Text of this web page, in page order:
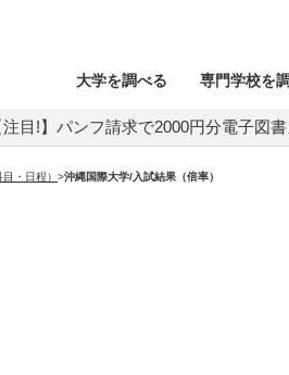
大学を調べる 専門学校を
注目!】パンフ請求で2000円分電子図
・日程） >沖縄国際大学/入試結果（倍率）